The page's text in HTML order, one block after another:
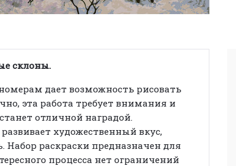
склоны.
дает возможность рисовать
эта работа требует внимания и
отличной наградой.
художественный вкус,
Набор раскраски предназначен для
процесса нет ограничений